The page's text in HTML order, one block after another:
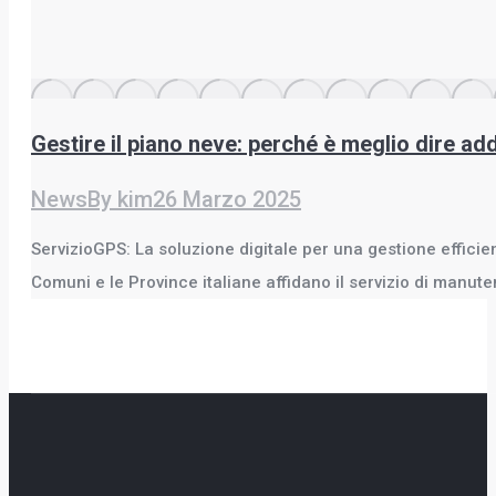
Gestire il piano neve: perché è meglio dire
NewsBy kim26 Marzo 2025
ServizioGPS: La soluzione digitale per una gestione
Comuni e le Province italiane affidano il servizio di